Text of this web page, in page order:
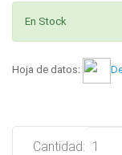
En Stock
Hoja de datos:
Cantidad: